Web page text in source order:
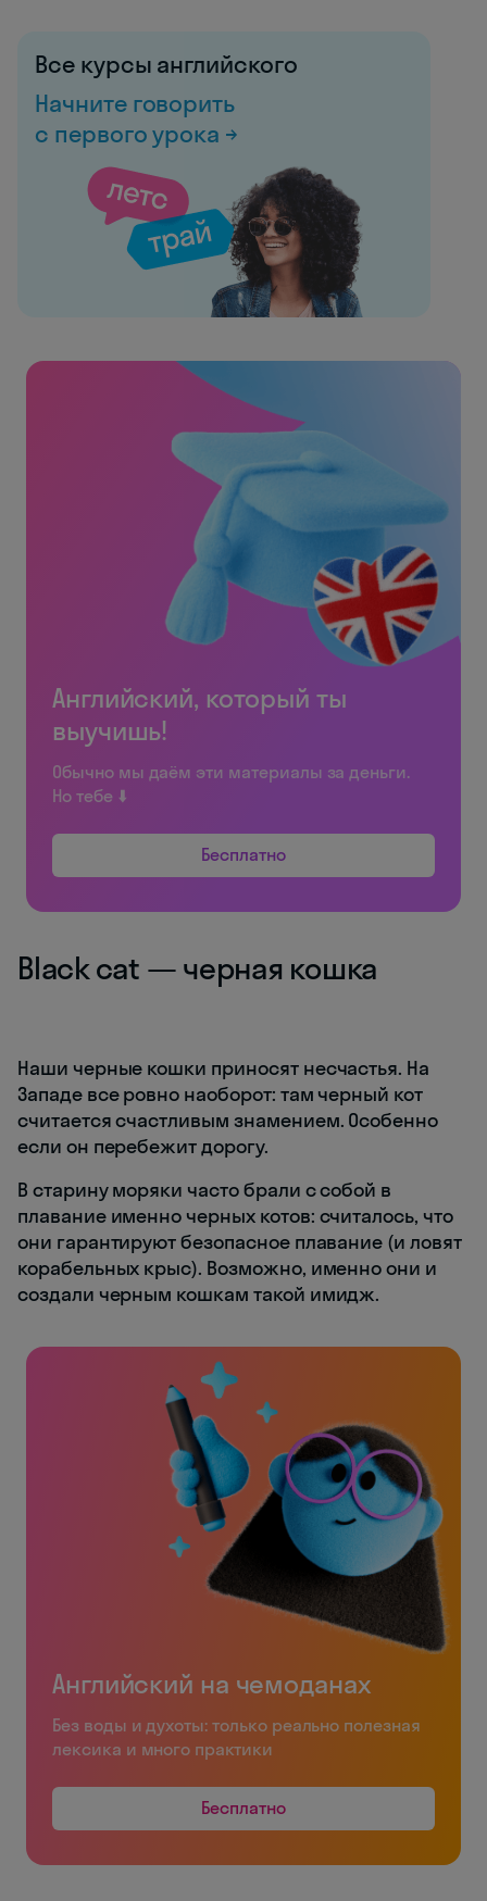
Все курсы английского
Начните говорить
с первого урока →
Английский, который ты
выучишь!
Обычно мы даём эти материалы за деньги.
Но тебе ⬇️
Бесплатно
Black cat — черная кошка
Наши черные кошки приносят несчастья. На
Западе все ровно наоборот: там черный кот
считается счастливым знамением. Особенно
если он перебежит дорогу.
В старину моряки часто брали с собой в
плавание именно черных котов: считалось, что
они гарантируют безопасное плавание (и ловят
корабельных крыс). Возможно, именно они и
создали черным кошкам такой имидж.
Английский на чемоданах
Без воды и духоты: только реально полезная
лексика и много практики
Бесплатно